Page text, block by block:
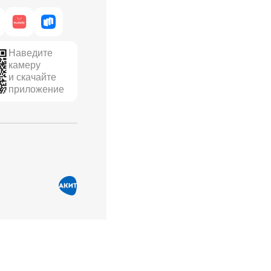
Наведите
камеру
и скачайте
приложение